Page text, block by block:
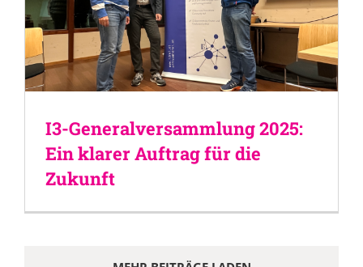
I3-Generalversammlung 2025:
Ein klarer Auftrag für die
Zukunft